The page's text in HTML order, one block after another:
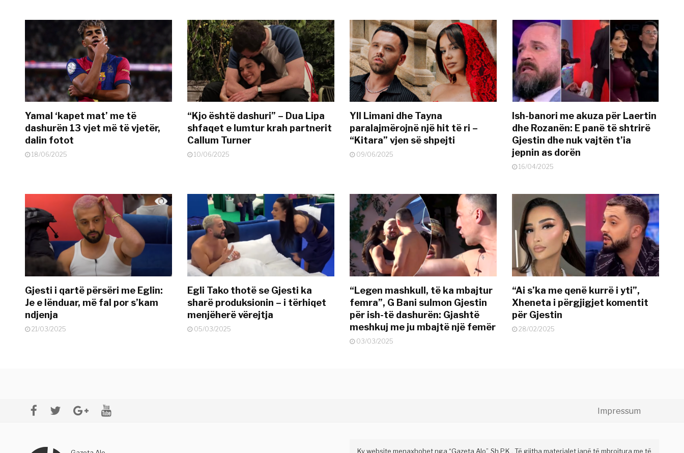
Yamal ‘kapet mat’ me të
dashurën 13 vjet më të vjetër,
dalin fotot
18/06/2025
“Kjo është dashuri” – Dua Lipa
shfaqet e lumtur krah partnerit
Callum Turner
10/06/2025
Yll Limani dhe Tayna
paralajmërojnë një hit të ri –
“Kitara” vjen së shpejti
09/06/2025
Ish-banori me akuza për Laertin
dhe Rozanën: E panë të shtrirë
Gjestin dhe nuk vajtën t’ia
jepnin as dorën
16/04/2025
Gjesti i qartë përsëri me Eglin:
Je e lënduar, më fal por s’kam
ndjenja
21/03/2025
Egli Tako thotë se Gjesti ka
sharë produksionin – i tërhiqet
menjëherë vërejtja
05/03/2025
“Legen mashkull, të ka mbajtur
femra”, G Bani sulmon Gjestin
për ish-të dashurën: Gjashtë
meshkuj me ju mbajtë një femër
03/03/2025
“Ai s’ka me qenë kurrë i yti”,
Xheneta i përgjigjet komentit
për Gjestin
28/02/2025
Impressum
Ky website menaxhohet nga “Gazeta Alo” Sh.P.K . Të gjitha materialet janë të mbrojtura me të